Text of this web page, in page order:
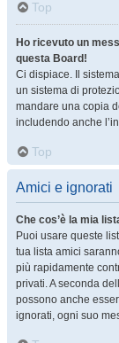
Top
Ho ricevuto un
questa Board!
Ci dispiace. Il
un sistema di
mandare una copia
includendo anche
Top
Amici e ignorati
Che cos’è la mia
Puoi usare queste
tua lista amici
più rapidamente
privati. A seconda
possono anche
ignorati, ogni suo